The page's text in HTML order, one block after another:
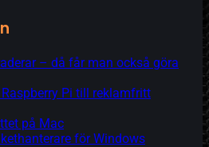
– då får man också göra
Pi till reklamfritt
på Mac
för Windows